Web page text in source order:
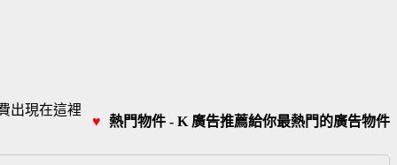
♥ 熱門物件 - K 廣告推薦給你最熱門的廣告物件
出現在這裡